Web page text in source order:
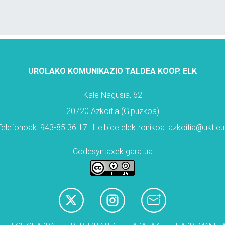
UROLAKO KOMUNIKAZIO TALDEA KOOP. ELK
Kale Nagusia, 62
20720 Azkoitia (Gipuzkoa)
943-85 36 17 | Helbide elektronikoa:
Codesyntaxek garatua